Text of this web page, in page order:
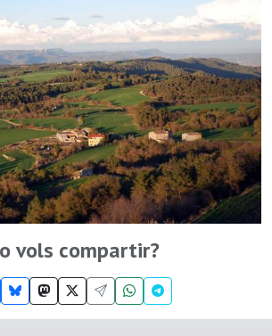
vols compartir?